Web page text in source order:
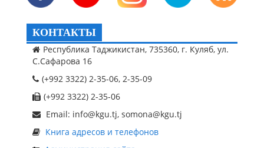
КОНТАКТЫ
Республика Таджикистан, 735360, г. Куляб, ул.
С.Сафарова 16
(+992 3322) 2-35-06, 2-35-09
(+992 3322) 2-35-06
Email: info@kgu.tj, somona@kgu.tj
Книга адресов и телефонов